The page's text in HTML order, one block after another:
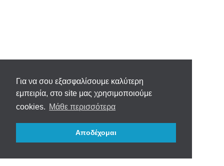
Για να σου εξασφαλίσουμε καλύτερη
εμπειρία, στο site μας χρησιμοποιούμε
cookies. Μάθε περισσότερα
Αποδέχομαι